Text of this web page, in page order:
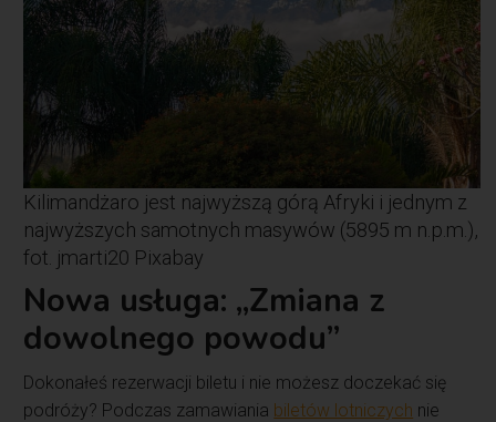
Kilimandżaro jest najwyższą górą Afryki i jednym z
najwyższych samotnych masywów (5895 m n.p.m.),
fot. jmarti20 Pixabay
Nowa usługa: „Zmiana z
dowolnego powodu”
Dokonałeś rezerwacji biletu i nie możesz doczekać się
podróży? Podczas zamawiania biletów lotniczych nie